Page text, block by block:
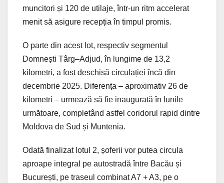
muncitori și 120 de utilaje, într-un ritm accelerat
menit să asigure recepția în timpul promis.
O parte din acest lot, respectiv segmentul
Domnești Târg–Adjud, în lungime de 13,2
kilometri, a fost deschisă circulației încă din
decembrie 2025. Diferența – aproximativ 26 de
kilometri – urmează să fie inaugurată în lunile
următoare, completând astfel coridorul rapid dintre
Moldova de Sud și Muntenia.
Odată finalizat lotul 2, șoferii vor putea circula
aproape integral pe autostradă între Bacău și
București, pe traseul combinat A7 + A3, pe o